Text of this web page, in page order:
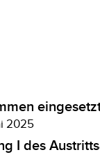
2025
I des